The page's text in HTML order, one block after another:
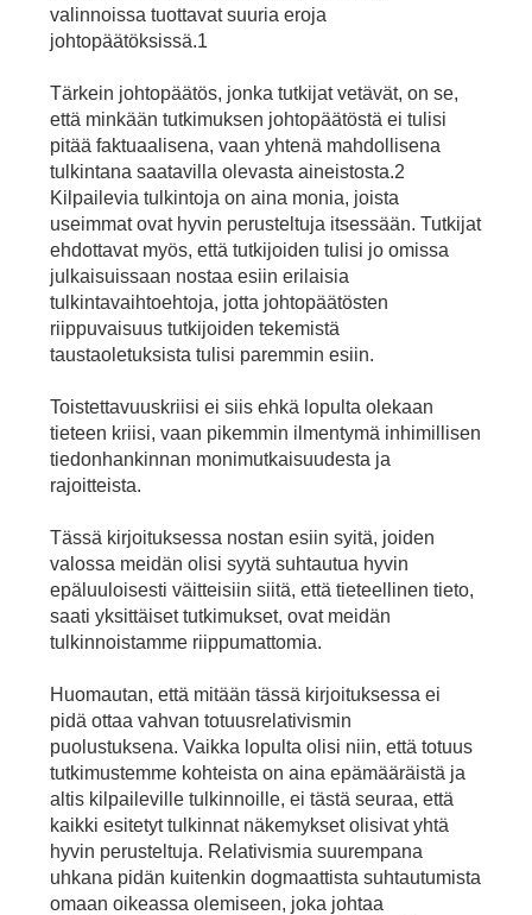
valinnoissa tuottavat suuria eroja
johtopäätöksissä.1
Tärkein johtopäätös, jonka tutkijat vetävät, on se,
että minkään tutkimuksen johtopäätöstä ei tulisi
pitää faktuaalisena, vaan yhtenä mahdollisena
tulkintana saatavilla olevasta aineistosta.2
Kilpailevia tulkintoja on aina monia, joista
useimmat ovat hyvin perusteltuja itsessään. Tutkijat
ehdottavat myös, että tutkijoiden tulisi jo omissa
julkaisuissaan nostaa esiin erilaisia
tulkintavaihtoehtoja, jotta johtopäätösten
riippuvaisuus tutkijoiden tekemistä
taustaoletuksista tulisi paremmin esiin.
Toistettavuuskriisi ei siis ehkä lopulta olekaan
tieteen kriisi, vaan pikemmin ilmentymä inhimillisen
tiedonhankinnan monimutkaisuudesta ja
rajoitteista.
Tässä kirjoituksessa nostan esiin syitä, joiden
valossa meidän olisi syytä suhtautua hyvin
epäluuloisesti väitteisiin siitä, että tieteellinen tieto,
saati yksittäiset tutkimukset, ovat meidän
tulkinnoistamme riippumattomia.
Huomautan, että mitään tässä kirjoituksessa ei
pidä ottaa vahvan totuusrelativismin
puolustuksena. Vaikka lopulta olisi niin, että totuus
tutkimustemme kohteista on aina epämääräistä ja
altis kilpaileville tulkinnoille, ei tästä seuraa, että
kaikki esitetyt tulkinnat näkemykset olisivat yhtä
hyvin perusteltuja. Relativismia suurempana
uhkana pidän kuitenkin dogmaattista suhtautumista
omaan oikeassa olemiseen, joka johtaa